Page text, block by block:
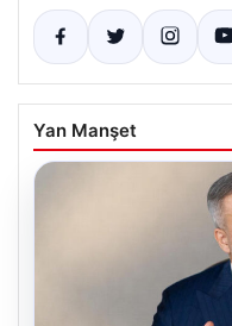
Yan Manşet